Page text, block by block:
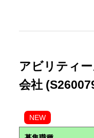
アビリティ
会社
NEW